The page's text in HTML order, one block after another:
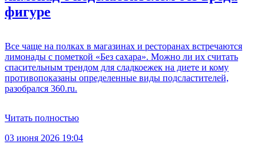
фигуре
Все чаще на полках в магазинах и ресторанах встречаются
лимонады с пометкой «Без сахара». Можно ли их считать
спасительным трендом для сладкоежек на диете и кому
противопоказаны определенные виды подсластителей,
разобрался 360.ru.
Читать полностью
03 июня 2026 19:04